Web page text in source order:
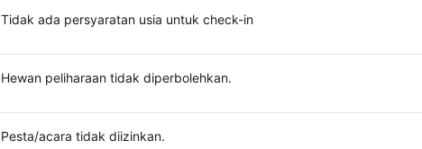
Tidak ada persyaratan usia untuk check-in
Hewan peliharaan tidak diperbolehkan.
Pesta/acara tidak diizinkan.